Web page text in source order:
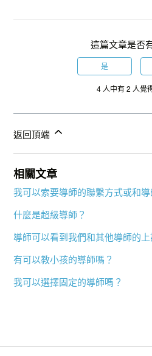
這篇文章是否
是
4 人中有 2 人覺
返回頂端
相關文章
我可以索要導師的聯繫方式或和導
什麼是超級導師？
導師可以看到我們和其他導師的上
有可以教小孩的導師嗎？
我可以選擇固定的導師嗎？